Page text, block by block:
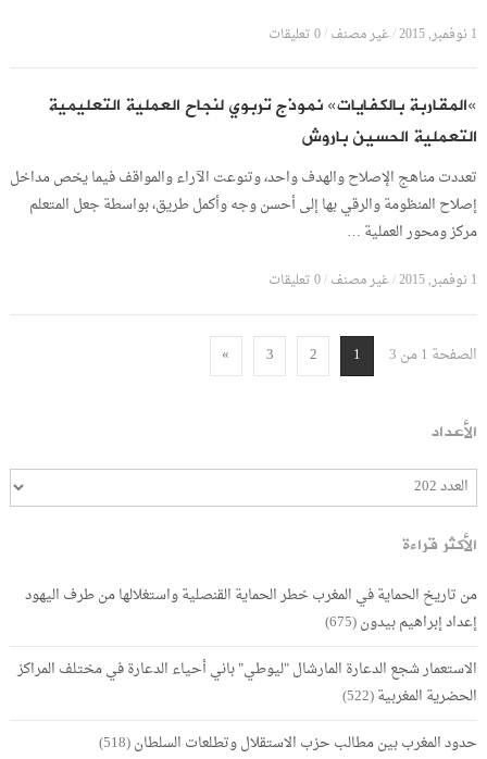
1 نوفمبر, 2015 /غير مصنف/0 تعليقات
»المقاربة بالكفايات» نموذج تربوي لنجاح العملية التعليمية
التعملية الحسين باروش
تعددت مناهج الإصلاح والهدف واحد، وتنوعت الآراء والمواقف فيما يخص مداخل
إصلاح المنظومة والرقي بها إلى أحسن وجه وأكمل طريق، بواسطة جعل المتعلم
مركز ومحور العملية …
1 نوفمبر, 2015 /غير مصنف/0 تعليقات
الصفحة 1 من 3 1
2
3
»
الأعداد
الأكثر قراءة
من تاريخ الحماية في المغرب خطر الحماية القنصلية واستغلالها من طرف اليهود
إعداد إبراهيم بيدون(675)
الاستعمار شجع الدعارة المارشال "ليوطي" باني أحياء الدعارة في مختلف المراكز
الحضرية المغربية(522)
حدود المغرب بين مطالب حزب الاستقلال وتطلعات السلطان(518)